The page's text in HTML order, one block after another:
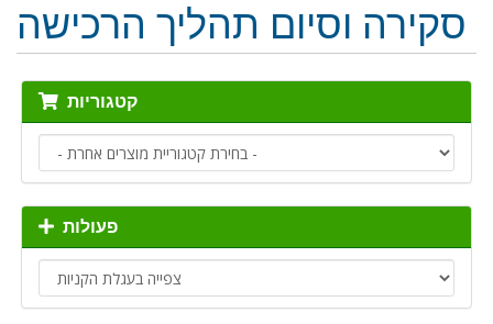
סקירה וסיום תהליך הרכישה
קטגוריות
פעולות